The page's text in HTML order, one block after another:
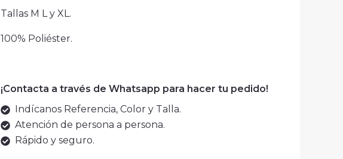
Tallas M L y XL.
100% Poliéster.
¡Contacta a través de Whatsapp para hacer tu pedido!
Indícanos Referencia, Color y Talla.
Atención de persona a persona.
Rápido y seguro.